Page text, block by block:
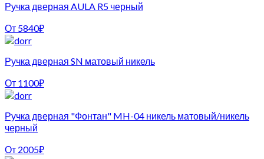
Ручка дверная AULA R5 черный
От 5840₽
Ручка дверная SN матовый никель
От 1100₽
Ручка дверная "Фонтан" MH-04 никель матовый/никель
черный
От 2005₽